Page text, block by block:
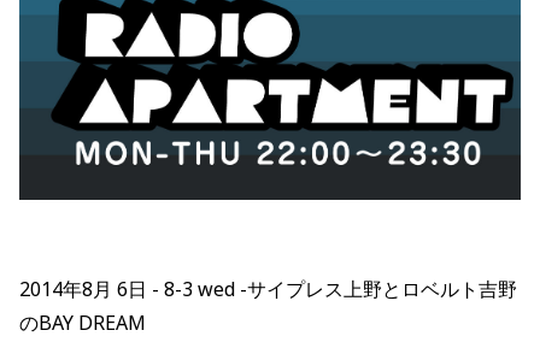
2014年8月 6日
8-3 wed -サイプレス上野とロベルト吉野
のBAY DREAM